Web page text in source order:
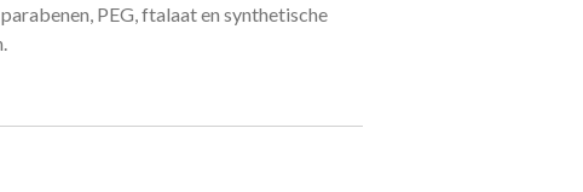
PEG, ftalaat en synthetische